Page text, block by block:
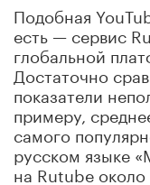
Подобная
есть — сервис
глобальной
Достаточно
показатели
примеру,
самого
русском языке
на Rutube